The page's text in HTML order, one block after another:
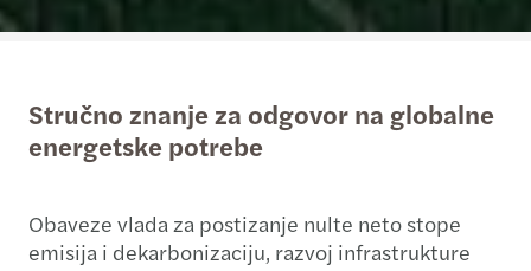
Stručno znanje za odgovor na globalne
energetske potrebe
Obaveze vlada za postizanje nulte neto stope
emisija i dekarbonizaciju, razvoj infrastrukture